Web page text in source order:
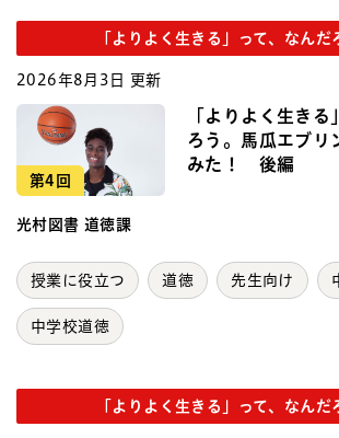
「よりよく生きる」って、なんだ
2026年8月3日 更新
第4回
「よりよく生き
ろう。馬瓜エブリ
みた！ 後編
光村図書 道徳課
授業に役立つ 道徳 先生向け
中学校道徳
「よりよく生きる」って、なんだ